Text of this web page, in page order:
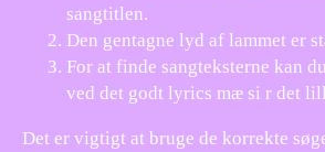
sangtitlen.
Den gentagne lyd af lammet er
For at finde sangteksterne kan
ved det godt lyrics mæ si r det
Det er vigtigt at bruge de korrekte